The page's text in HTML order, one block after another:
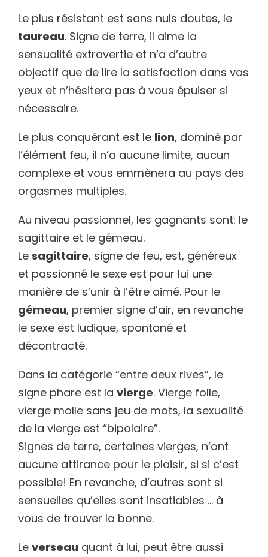
Le plus résistant est sans nuls doutes, le
taureau. Signe de terre, il aime la
sensualité extravertie et n’a d’autre
objectif que de lire la satisfaction dans vos
yeux et n’hésitera pas à vous épuiser si
nécessaire.
Le plus conquérant est le lion, dominé par
l’élément feu, il n’a aucune limite, aucun
complexe et vous emmènera au pays des
orgasmes multiples.
Au niveau passionnel, les gagnants sont: le
sagittaire et le gémeau.
Le sagittaire, signe de feu, est, généreux
et passionné le sexe est pour lui une
manière de s’unir à l’être aimé. Pour le
gémeau, premier signe d’air, en revanche
le sexe est ludique, spontané et
décontracté.
Dans la catégorie “entre deux rives”, le
signe phare est la vierge. Vierge folle,
vierge molle sans jeu de mots, la sexualité
de la vierge est “bipolaire”.
Signes de terre, certaines vierges, n’ont
aucune attirance pour le plaisir, si si c’est
possible! En revanche, d’autres sont si
sensuelles qu’elles sont insatiables … à
vous de trouver la bonne.
Le verseau quant à lui, peut être aussi